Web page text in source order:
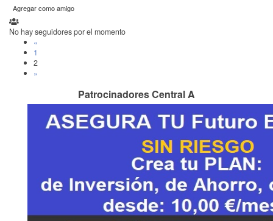
Agregar como amigo
No hay seguidores por el momento
«
1
2
»
Patrocinadores Central A